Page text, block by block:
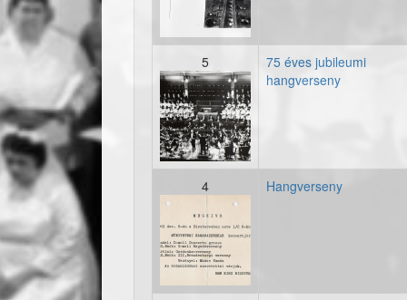
5
75 éves jubileumi
hangverseny
4 Hangverseny